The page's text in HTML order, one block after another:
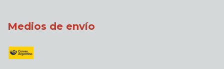
Medios de envío